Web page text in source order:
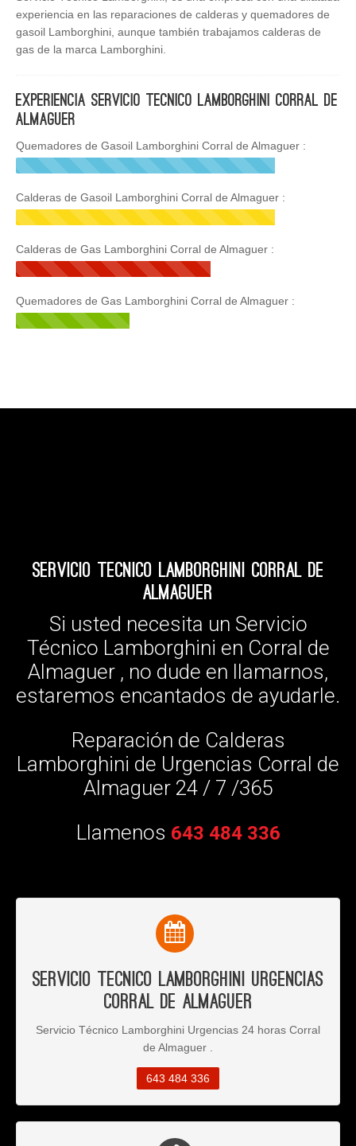
experiencia en las reparaciones de calderas y quemadores de
gasoil Lamborghini, aunque también trabajamos calderas de
gas de la marca Lamborghini.
Experiencia Servicio Tecnico Lamborghini Corral de
Almaguer
Quemadores de Gasoil Lamborghini Corral de Almaguer :
Calderas de Gasoil Lamborghini Corral de Almaguer :
Calderas de Gas Lamborghini Corral de Almaguer :
Quemadores de Gas Lamborghini Corral de Almaguer :
Servicio Tecnico Lamborghini Corral de
Almaguer
Si usted necesita un Servicio
Técnico Lamborghini en Corral de
Almaguer , no dude en llamarnos,
estaremos encantados de ayudarle.
Reparación de Calderas
Lamborghini de Urgencias Corral de
Almaguer 24 / 7 /365
Llamenos 643 484 336
Servicio Tecnico Lamborghini Urgencias
Corral de Almaguer
Servicio Técnico Lamborghini Urgencias 24 horas Corral
de Almaguer .
643 484 336